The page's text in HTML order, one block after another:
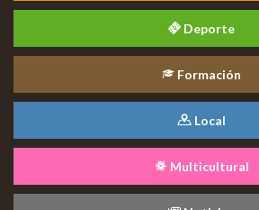
Deporte
Formación
Local
Multicultural